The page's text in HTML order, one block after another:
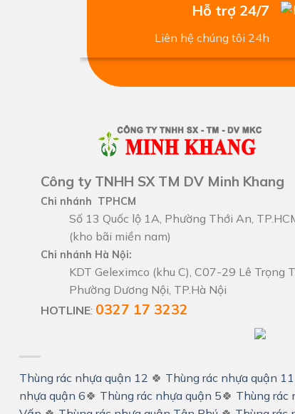
Hỗ trợ 24/7
Liên hệ chúng tôi 24h
Công ty TNHH SX TM DV Minh Khang
Chi nhánh TPHCM
Số 13 Quốc lộ 1A, Phường Thới An,
(kho bãi miền nam)
Chi nhánh Hà Nội:
KDT Geleximco (khu C), C07-29 Lê Trọng
Phường Dương Nội, TP.Hà Nội
HOTLINE: 0327 17 3232
Thùng rác nhựa quận 12 🍀 Thùng rác nhựa quận 11
nhựa quận 6🍀 Thùng rác nhựa quận 5🍀 Thùng rác